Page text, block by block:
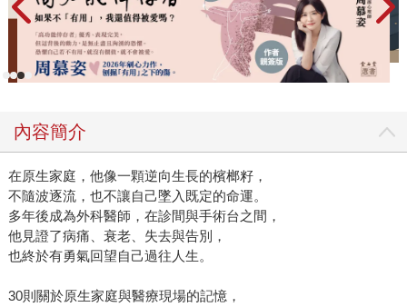
地居民心靈的饋贈，標記著時間流轉、變遷與延續。這正是
景觀與人之間最親密的關係。 當醫師是一種「成為」而非
「知道」的過程。疫情其間彷彿醫病關係的最終考驗，它自
然形成了無可避免的界線與隔離，而女醫師以更艱苦的方式
內容簡介
在原生家庭，他像一顆逆向生長的檳榔籽，
不隨波逐流，也不讓自己墜入既定的命運。
多年後成為外科醫師，在診間與手術台之間，
他見證了病痛、衰老、失去與告別，
也終於有勇氣回望自己過往人生。
30則關於原生家庭與醫療現場的記憶，